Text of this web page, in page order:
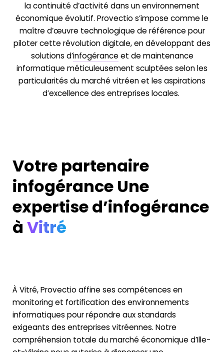
la continuité d’activité dans un environnement
économique évolutif. Provectio s’impose comme le
maître d’œuvre technologique de référence pour
piloter cette révolution digitale, en développant des
solutions d’infogérance et de maintenance
informatique méticuleusement sculptées selon les
particularités du marché vitréen et les aspirations
d’excellence des entreprises locales.
Votre partenaire
infogérance Une
expertise d’infogérance
à Vitré
À Vitré, Provectio affine ses compétences en
monitoring et fortification des environnements
informatiques pour répondre aux standards
exigeants des entreprises vitréennes. Notre
compréhension totale du marché économique d’Ille-